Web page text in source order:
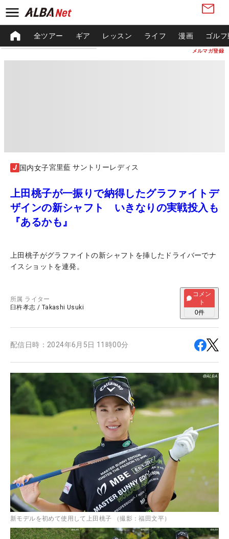
メルマガ登録
全ツアー ギア レッスン ライフ 漫画 ゴル
国内女子宮里藍 サントリーレディス
上田桃子が一振りで納得したグラファイトデ
ザインの新シャフト いきなりの実戦投入も
『あるかも』
上田桃子がグラファイトの新シャフトを挿したドライバーでナ
イスショットを連発。
所属 ライター
臼杵孝志 / Takashi Usuki
コメン
ト
0件
配信日時： 2024年6月5日 11時00分
新モデルを初めて使用して上田桃子 （撮影：福田文平）